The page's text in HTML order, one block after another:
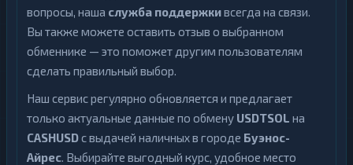
вопросы, наша служба поддержкивсегда на связи.
Вы также можете оставить отзыв о выбранном
обменнике — это поможет другим пользователям
сделать правильный выбор.
Наш сервис регулярно обновляется и предлагает
только актуальные данные по обмену USDTSOL на
CASHUSDс выдачей наличных в городе Буэнос-
Айрес. Выбирайте выгодный курс, удобное место